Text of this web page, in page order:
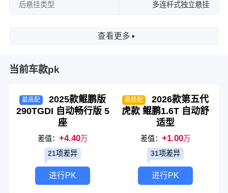
后悬挂类型 多连杆式独立悬挂
查看更多
当前车款pk
最高配
2025款鲲鹏版
290TGDI 自动畅行版 5
座
差值：+4.40万
21项差异
进行PK
最低配
2026款第五代
虎款 鲲鹏1.6T 自动舒
适型
差值： +1.00万
31项差异
进行PK